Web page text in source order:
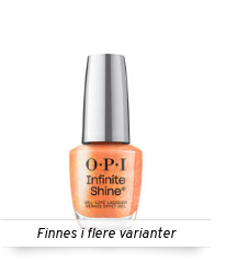
Finnes i flere varianter